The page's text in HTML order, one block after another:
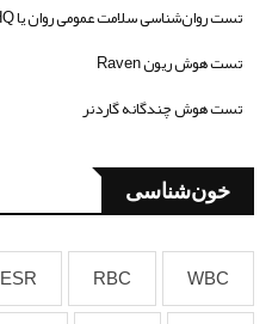
تست روان‌شناسی سلامت عمومی روان یا GHQ
تست هوش ریون Raven
تست هوش چندگانه گاردنر
خون‌شناسی
WBC
RBC
ESR